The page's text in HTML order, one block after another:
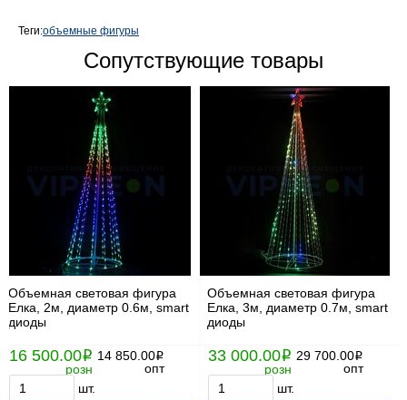
Теги:объемные фигуры
Сопутствующие товары
Объемная световая фигура
Елка, 2м, диаметр 0.6м, smart
диоды
16 500.00i
розн
14 850.00i
опт
шт.
Объемная световая фигура
Елка, 3м, диаметр 0.7м, smart
диоды
33 000.00i
розн
29 700.00i
опт
шт.